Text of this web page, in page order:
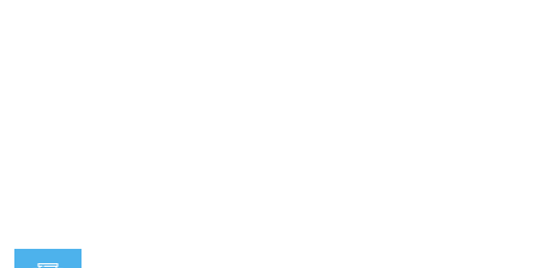
09:30, 31.07.2026